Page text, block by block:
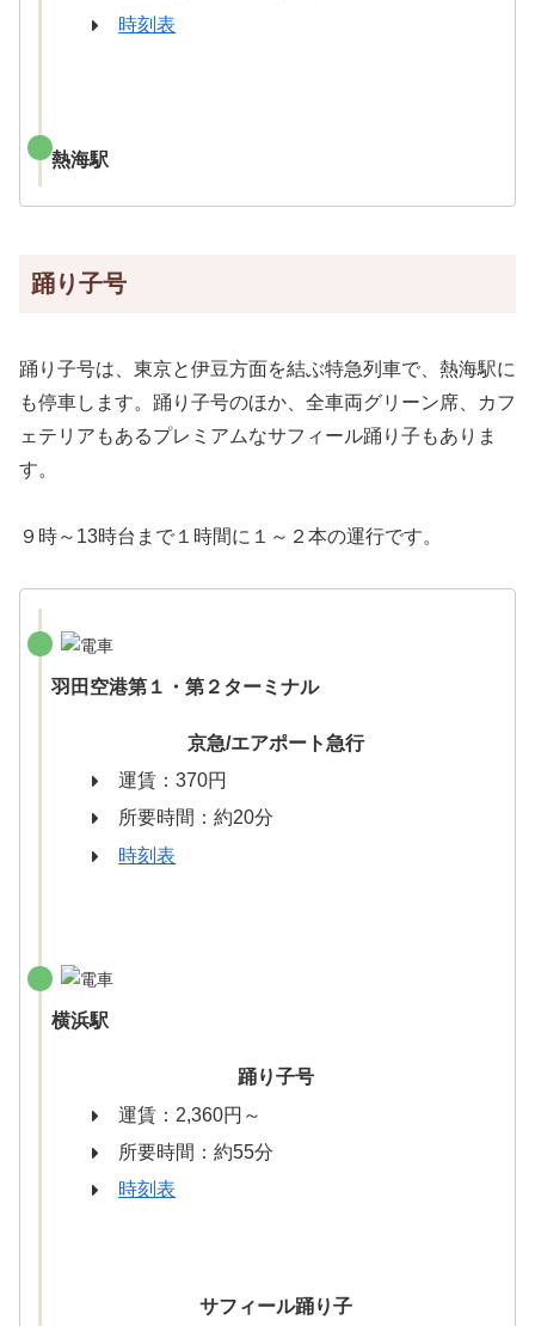
時刻表
熱海駅
踊り子号
踊り子号は、東京と伊豆方面を結ぶ特急列車で、熱海駅に
も停車します。踊り子号のほか、全車両グリーン席、カフ
ェテリアもあるプレミアムなサフィール踊り子もありま
す。
９時～13時台まで１時間に１～２本の運行です。
羽田空港第１・第２ターミナル
京急/エアポート急行
運賃：370円
所要時間：約20分
時刻表
横浜駅
踊り子号
運賃：2,360円～
所要時間：約55分
時刻表
サフィール踊り子